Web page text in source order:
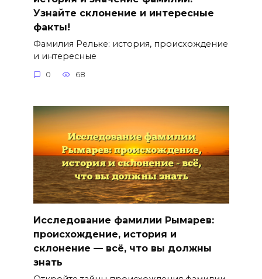
Узнайте склонение и интересные
факты!
Фамилия Рельке: история, происхождение
и интересные
0 68
Исследование фамилии Рымарев:
происхождение, история и
склонение — всё, что вы должны
знать